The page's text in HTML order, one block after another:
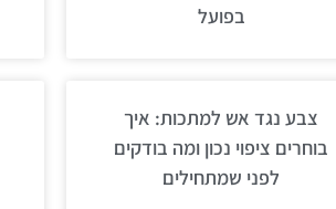
בפועל
צבע נגד אש למתכות: איך
בוחרים ציפוי נכון ומה בודקים
לפני שמתחילים